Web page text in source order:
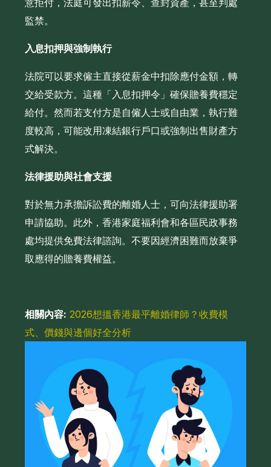
意拒付，法庭可發出扣薪令、查封資產，甚至判處
監禁。
入息扣押與強制執行
法院可以要求僱主直接從薪金中扣除應付金額，轉
交給受款方。這種「入息扣押令」確保贍養費穩定
給付。然而若支付方是自僱人士或自由業，執行難
度較高，可能改用凍結銀行戶口或強制出售財產方
式解決。
法律援助與社會支援
對於無力承擔訴訟費的離婚人士，可向法律援助署
申請協助。此外，香港家庭福利會和各區民政事務
處均提供免費法律諮詢。不要因經濟困難而放棄爭
取應得的贍養費權益。
相關內容: 2026想搵香港最平離婚律師？收費模
式、價錢與邊個好全分析